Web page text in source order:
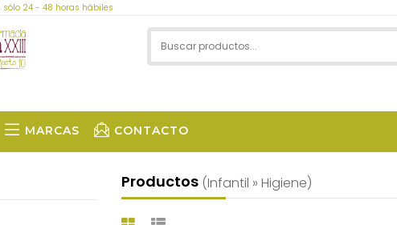
24 - 48 horas hábiles
MARCAS CONTACTO
Productos (infantil » Higiene)